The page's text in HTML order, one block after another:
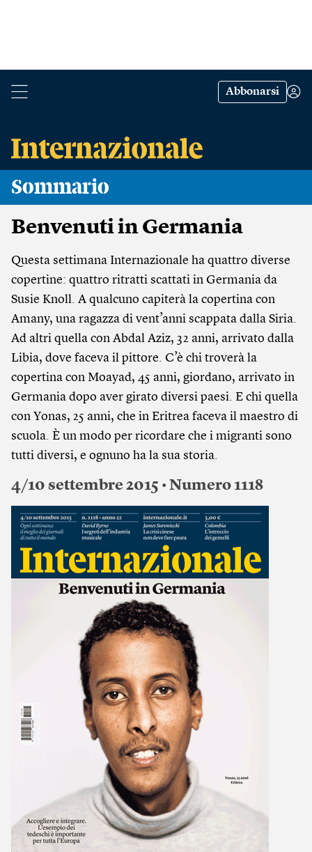
Abbonarsi
Sommario
Benvenuti in Germania
Questa settimana Internazionale ha quattro diverse
copertine: quattro ritratti scattati in Germania da
Susie Knoll. A qualcuno capiterà la copertina con
Amany, una ragazza di vent’anni scappata dalla Siria.
Ad altri quella con Abdal Aziz, 32 anni, arrivato dalla
Libia, dove faceva il pittore. C’è chi troverà la
copertina con Moayad, 45 anni, giordano, arrivato in
Germania dopo aver girato diversi paesi. E chi quella
con Yonas, 25 anni, che in Eritrea faceva il maestro di
scuola. È un modo per ricordare che i migranti sono
tutti diversi, e ognuno ha la sua storia.
4/10 settembre 2015 • Numero 1118